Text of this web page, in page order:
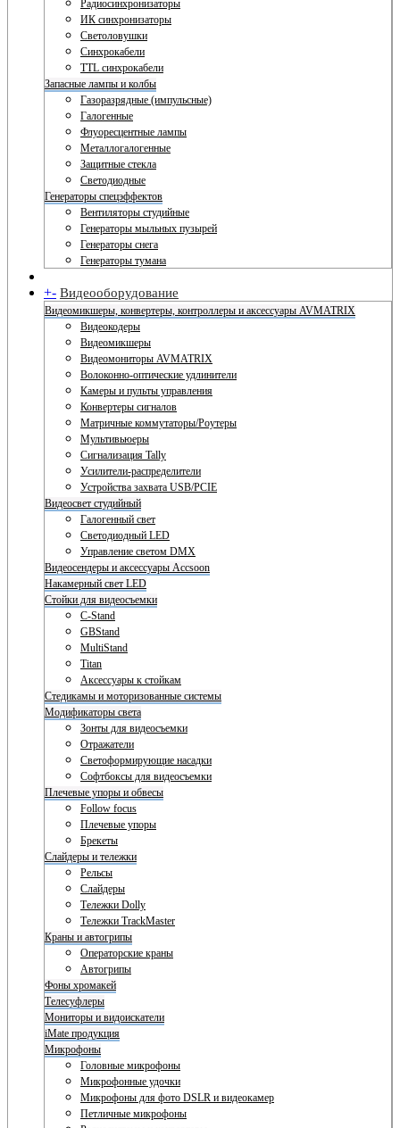
Радиосинхронизаторы
ИК синхронизаторы
Светоловушки
Синхрокабели
TTL синхрокабели
Запасные лампы и колбы
Газоразрядные (импульсные)
Галогенные
Флуоресцентные лампы
Металлогалогенные
Защитные стекла
Светодиодные
Генераторы спецэффектов
Вентиляторы студийные
Генераторы мыльных пузырей
Генераторы снега
Генераторы тумана
+- Видеооборудование
Видеомикшеры, конвертеры, контроллеры и аксессуары AVMATRIX
Видеокодеры
Видеомикшеры
Видеомониторы AVMATRIX
Волоконно-оптические удлинители
Камеры и пульты управления
Конвертеры сигналов
Матричные коммутаторы/Роутеры
Мультивьюеры
Сигнализация Tally
Усилители-распределители
Устройства захвата USB/PCIE
Видеосвет студийный
Галогенный свет
Светодиодный LED
Управление светом DMX
Видеосендеры и аксессуары Accsoon
Накамерный свет LED
Стойки для видеосъемки
C-Stand
GBStand
MultiStand
Titan
Аксессуары к стойкам
Стедикамы и моторизованные системы
Модификаторы света
Зонты для видеосъемки
Отражатели
Светоформирующие насадки
Софтбоксы для видеосъемки
Плечевые упоры и обвесы
Follow focus
Плечевые упоры
Брекеты
Слайдеры и тележки
Рельсы
Слайдеры
Тележки Dolly
Тележки TrackMaster
Краны и автогрипы
Операторские краны
Автогрипы
Фоны хромакей
Телесуфлеры
Мониторы и видоискатели
iMate продукция
Микрофоны
Головные микрофоны
Микрофонные удочки
Микрофоны для фото DSLR и видеокамер
Петличные микрофоны